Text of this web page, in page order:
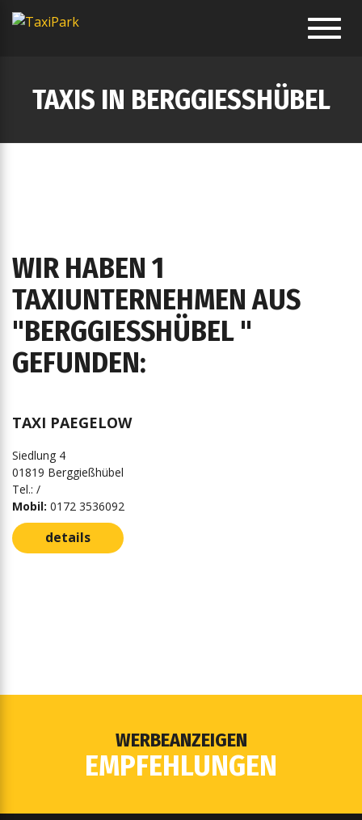
TAXIS IN BERGGIESSHÜBEL
WIR HABEN 1
TAXIUNTERNEHMEN AUS
"BERGGIESSHÜBEL " G
EFUNDEN:
TAXI PAEGELOW
Siedlung 4
01819 Berggießhübel
Tel.: /
Mobil: 0172 3536092
details
WERBEANZEIGEN
EMPFEHLUNGEN